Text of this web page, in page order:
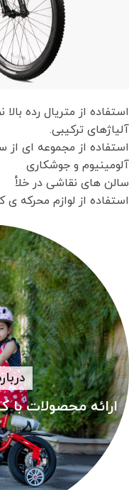
استفاده از متریال رده
آلیاژهای ترکیبی.
استفاده از مجموعه ای
آلومینیوم و جوشکاری
سالن های نقاشی در خلأ
استفاده از لوازم محرکه ی
ارائه محصولات